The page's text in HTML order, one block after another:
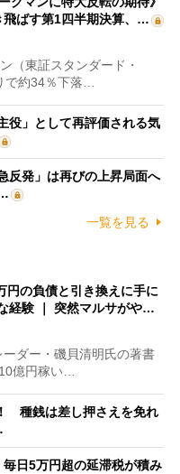
飛ばす第1四半期決算、…
（東証スタンダード・
で約34％下落…
役」として再評価される気
反発」は再びの上昇局面へ
一覧を見る
円の負債と引き換えに手に
経験 ｜ 突然マルサがや…
ダー・磯貝清明氏の著書
億円稼い…
種銭は差し押さえを免れ
日5万円超の延滞税が積み